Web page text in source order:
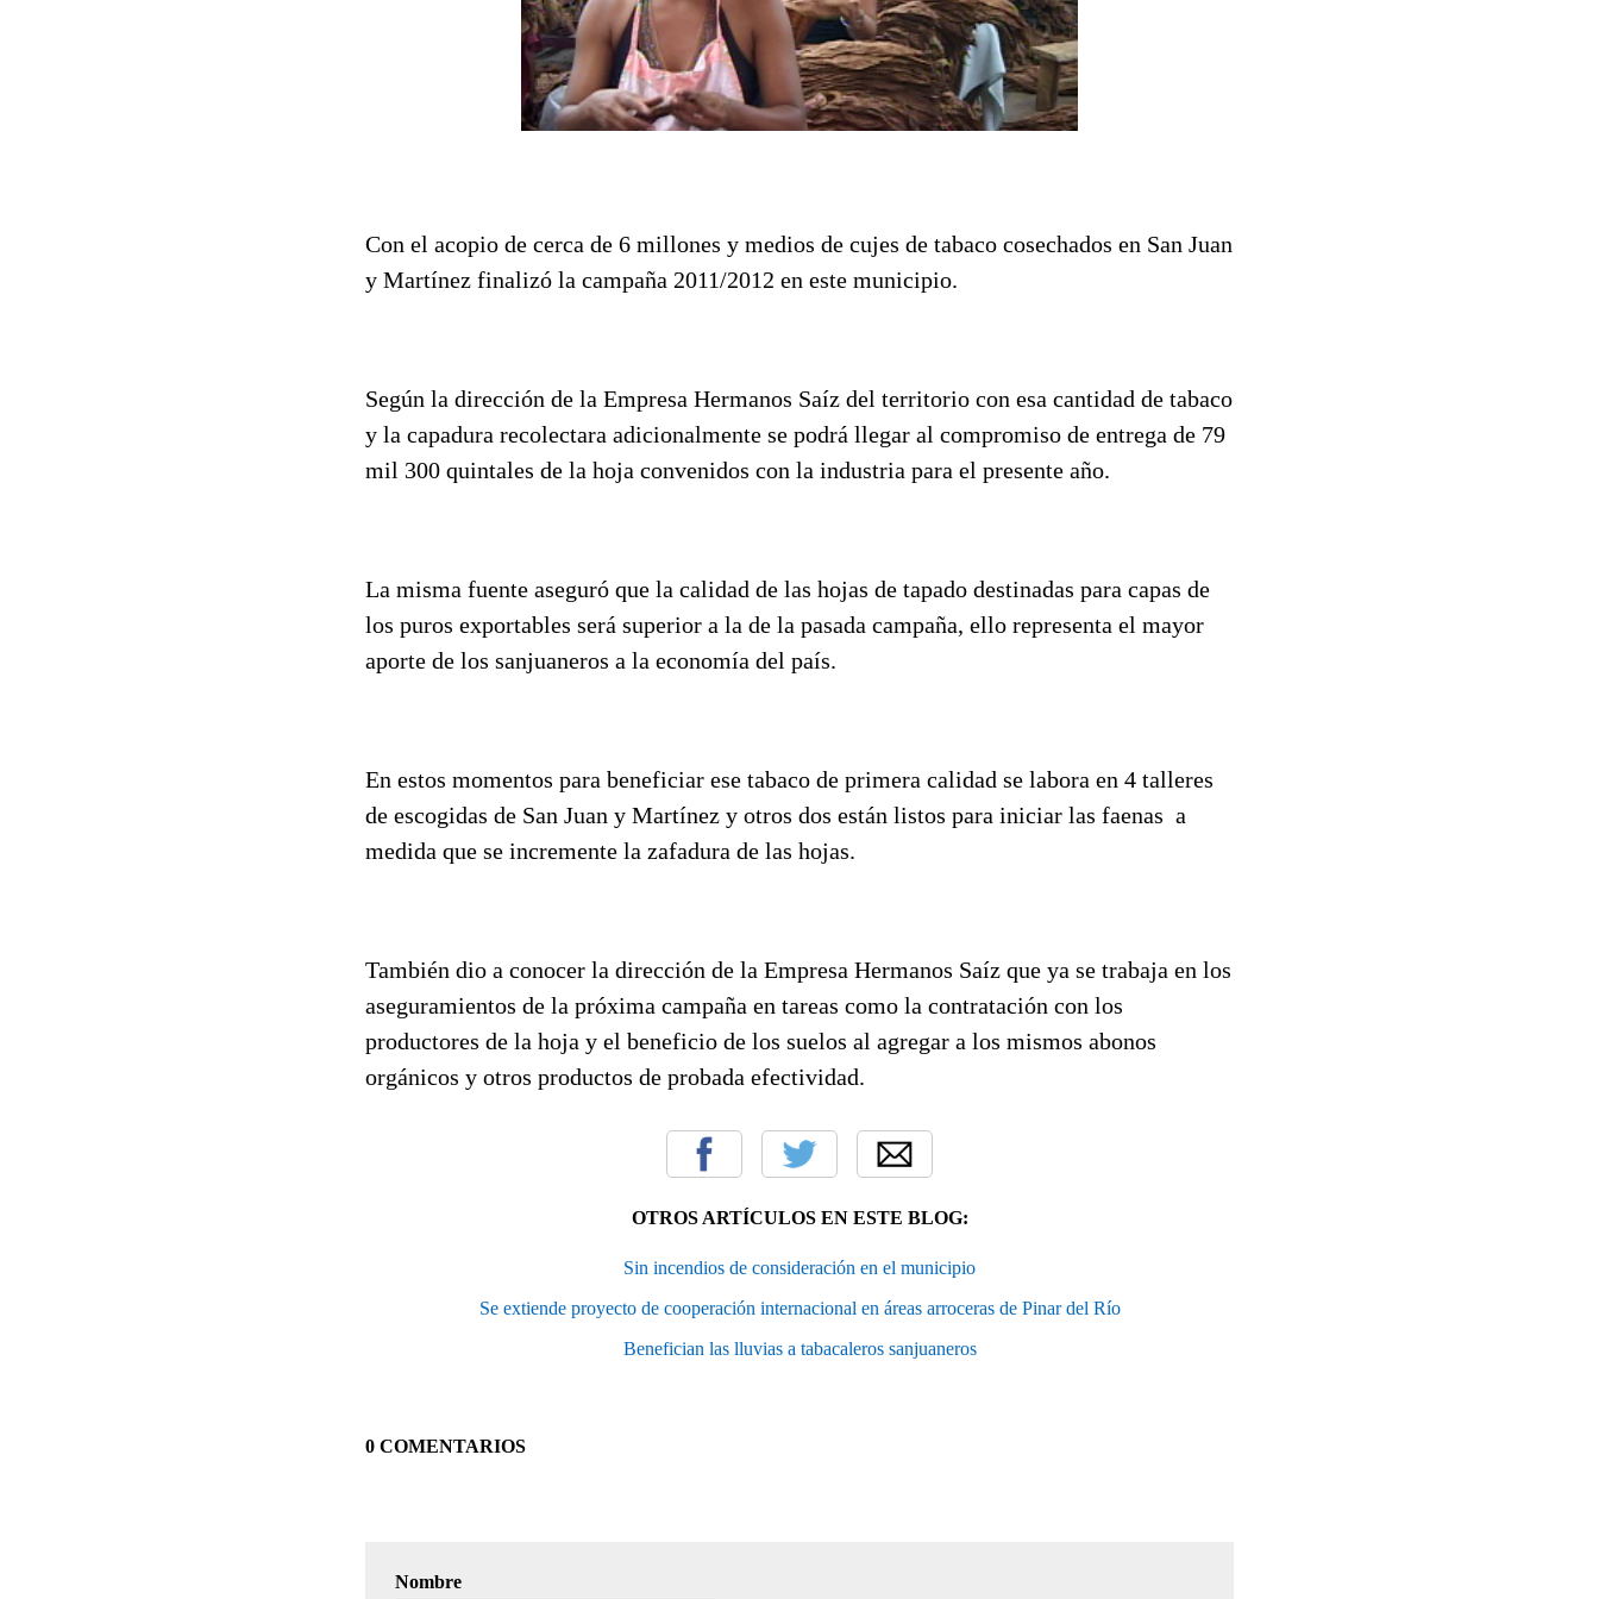
Con el acopio de cerca de 6 millones y medios de cujes de tabaco cosechados en San Juan
y Martínez finalizó la campaña 2011/2012 en este municipio.
Según la dirección de la Empresa Hermanos Saíz del territorio con esa cantidad de tabaco
y la capadura recolectara adicionalmente se podrá llegar al compromiso de entrega de 79
mil 300 quintales de la hoja convenidos con la industria para el presente año.
La misma fuente aseguró que la calidad de las hojas de tapado destinadas para capas de
los puros exportables será superior a la de la pasada campaña, ello representa el mayor
aporte de los sanjuaneros a la economía del país.
En estos momentos para beneficiar ese tabaco de primera calidad se labora en 4 talleres
de escogidas de San Juan y Martínez y otros dos están listos para iniciar las faenas a
medida que se incremente la zafadura de las hojas.
También dio a conocer la dirección de la Empresa Hermanos Saíz que ya se trabaja en los
aseguramientos de la próxima campaña en tareas como la contratación con los
productores de la hoja y el beneficio de los suelos al agregar a los mismos abonos
orgánicos y otros productos de probada efectividad.
OTROS ARTÍCULOS EN ESTE BLOG:
Sin incendios de consideración en el municipio
Se extiende proyecto de cooperación internacional en áreas arroceras de Pinar del Río
Benefician las lluvias a tabacaleros sanjuaneros
0 COMENTARIOS
Nombre